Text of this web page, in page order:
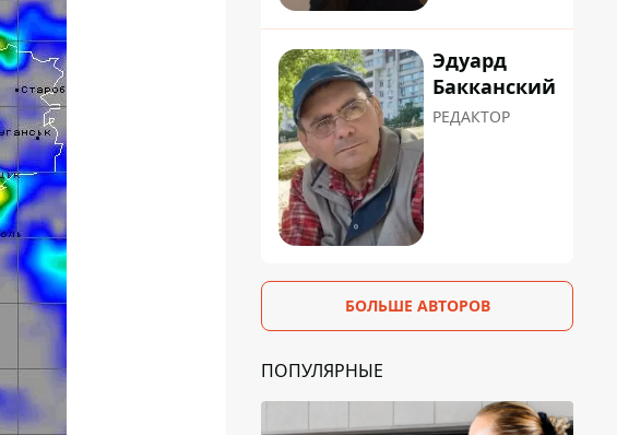
Эдуард
Бакканский
РЕДАКТОР
БОЛЬШЕ АВТОРОВ
ПОПУЛЯРНЫЕ